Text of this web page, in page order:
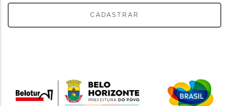
CADASTRAR